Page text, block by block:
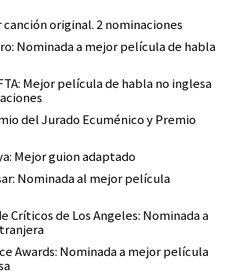
canción original. 2 nominaciones
Nominada a mejor película de habla
Mejor película de habla no inglesa
del Jurado Ecuménico y Premio
Mejor guion adaptado
Nominada al mejor película
Críticos de Los Angeles: Nominada a
Awards: Nominada a mejor película